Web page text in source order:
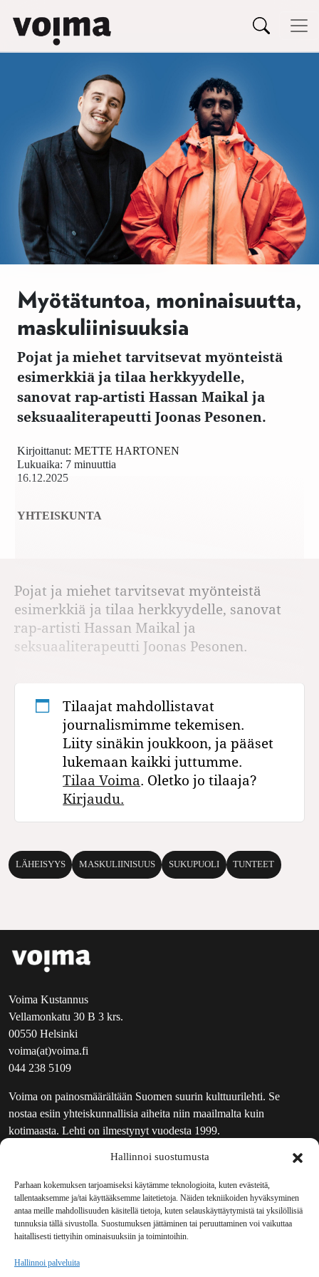
Hallinnoi suostumusta
Parhaan kokemuksen tarjoamiseksi käytämme teknologioita, kuten evästeitä,
tallentaaksemme ja/tai käyttääksemme laitetietoja. Näiden tekniikoiden hyväksyminen
antaa meille mahdollisuuden käsitellä tietoja, kuten selauskäyttäytymistä tai yksilöllisiä
tunnuksia tällä sivustolla. Suostumuksen jättäminen tai peruuttaminen voi vaikuttaa
haitallisesti tiettyihin ominaisuuksiin ja toimintoihin.
Hallinnoi palveluita
Siirry sisältöön
Päävalikko
Myötätuntoa, moninaisuutta,
maskuliinisuuksia
Pojat ja miehet tarvitsevat myönteistä
esimerkkiä ja tilaa herkkyydelle,
sanovat rap-artisti Hassan Maikal ja
seksuaaliterapeutti Joonas Pesonen.
16.12.2025
Kirjoittanut: METTE HARTONEN
Lukuaika: 7 minuuttia
YHTEISKUNTA
Pojat ja miehet tarvitsevat myönteistä
esimerkkiä ja tilaa herkkyydelle, sanovat
rap-artisti Hassan Maikal ja
seksuaaliterapeutti Joonas Pesonen.
Tilaajat mahdollistavat
journalismimme tekemisen.
Liity sinäkin joukkoon, ja pääset
lukemaan kaikki juttumme.
Tilaa Voima. Oletko jo tilaaja?
Kirjaudu.
LÄHEISYYS MASKULIINISUUS SUKUPUOLI TUNTEET
Voima Kustannus
Vellamonkatu 30 B 3 krs.
00550 Helsinki
voima(at)voima.fi
044 238 5109
Voima on painosmäärältään Suomen suurin kulttuurilehti. Se
nostaa esiin yhteiskunnallisia aiheita niin maailmalta kuin
kotimaasta. Lehti on ilmestynyt vuodesta 1999.
UUTISKIRJE
MAINOSTAJILLE
VASTAMAINOKSET
JAKELUPAIKAT
REKISTERISELOSTE